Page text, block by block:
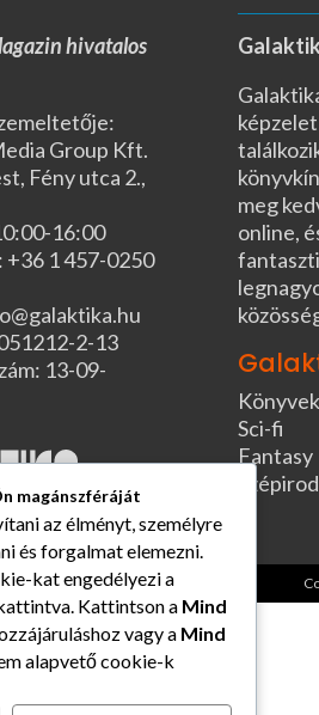
hivatalos
Group Kft.
Fény utca 2.,
16:00
+36 1 457-0250
2-13
13-09-
meg
online,
Könyvek
Sci-fi
Fantasy
magánszféráját
az élményt, személyre
és forgalmat elemezni.
kat engedélyezi a
Kattintson a Mind
vagy a Mind
alapvető cookie-k